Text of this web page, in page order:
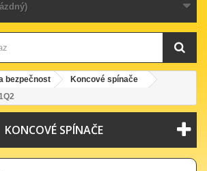
bezpečnost
Koncové spínače
KONCOVÉ SPÍNAČE